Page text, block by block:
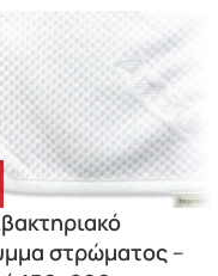
στρώματος –